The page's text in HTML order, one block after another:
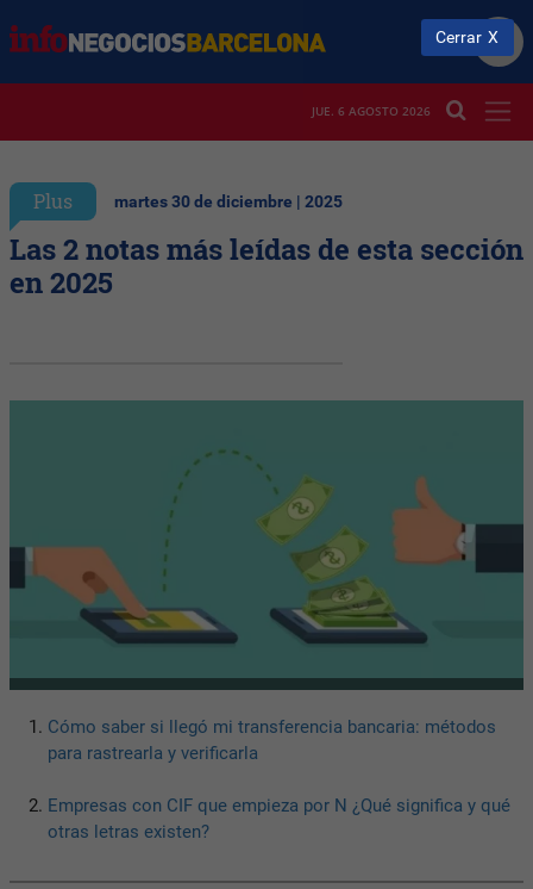
JUE. 6 AGOSTO 2026
Plus martes 30 de diciembre | 2025
Las 2 notas más leídas de esta sección
en 2025
Cómo saber si llegó mi transferencia bancaria: métodos
para rastrearla y verificarla
Empresas con CIF que empieza por N ¿Qué significa y qué
otras letras existen?
Cerrar